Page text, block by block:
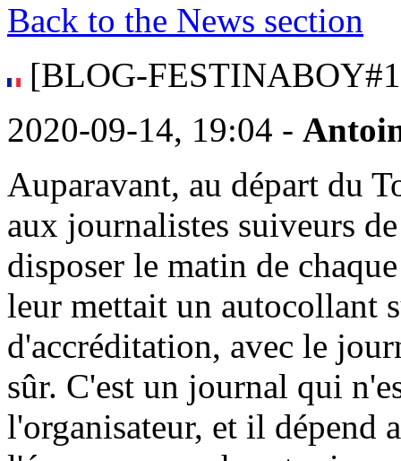
Back to the News section
[BLOG-
2020-09-14, 19:04 -
Auparavant, au départ du
aux journalistes suiveurs
disposer le matin de
leur mettait un autocollant
d'accréditation, avec le
sûr. C'est un journal qui
l'organisateur, et il dépend